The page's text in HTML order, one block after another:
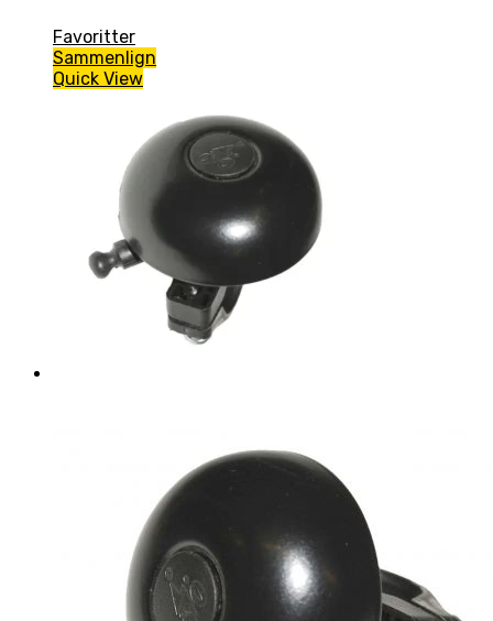
Favoritter
Sammenlign
Quick View